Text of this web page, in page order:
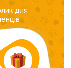
для